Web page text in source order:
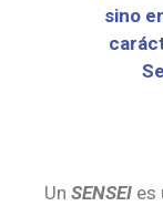
sino
Un SENSEI es